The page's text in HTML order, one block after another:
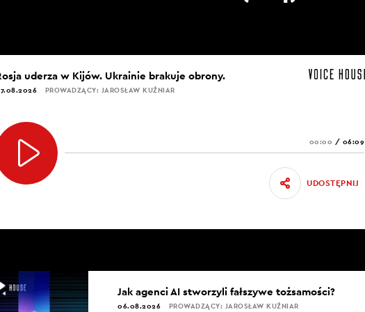
uderza w Kijów. Ukrainie brakuje obrony.
PROWADZĄCY: JAROSŁAW KUŹNIAR
00:00 / 06:09
UDOSTĘPNIJ
Jak agenci AI stworzyli fałszywe tożsamości?
06.08.2026 PROWADZĄCY: JAROSŁAW KUŹNIAR